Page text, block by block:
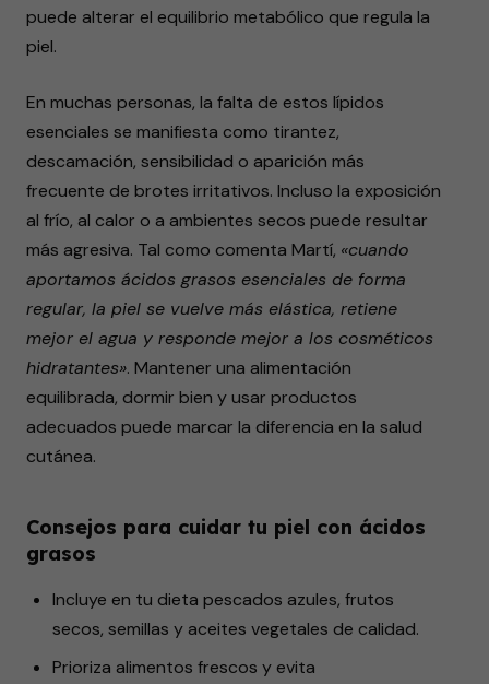
puede alterar el equilibrio metabólico que regula la
piel.
En muchas personas, la falta de estos lípidos
esenciales se manifiesta como tirantez,
descamación, sensibilidad o aparición más
frecuente de brotes irritativos. Incluso la exposición
al frío, al calor o a ambientes secos puede resultar
más agresiva. Tal como comenta Martí, «cuando
aportamos ácidos grasos esenciales de forma
regular, la piel se vuelve más elástica, retiene
mejor el agua y responde mejor a los cosméticos
hidratantes». Mantener una alimentación
equilibrada, dormir bien y usar productos
adecuados puede marcar la diferencia en la salud
cutánea.
Consejos para cuidar tu piel con ácidos
grasos
Incluye en tu dieta pescados azules, frutos
secos, semillas y aceites vegetales de calidad.
Prioriza alimentos frescos y evita